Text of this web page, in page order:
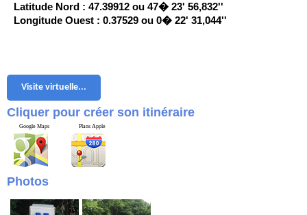
Latitude Nord : 47.39912 ou 47� 23' 56,832''
Longitude Ouest : 0.37529 ou 0� 22' 31,044''
Visite virtuelle...
Cliquer pour créer son itinéraire
Google Maps Plans Apple
Photos